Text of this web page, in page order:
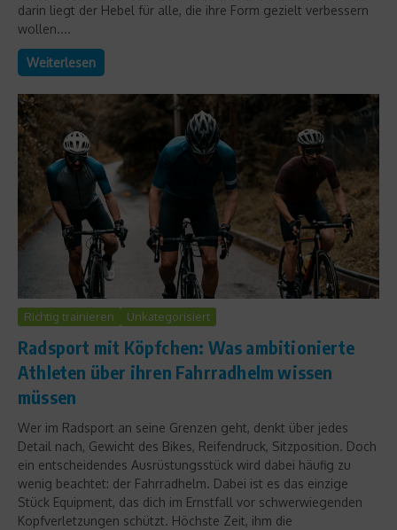
darin liegt der Hebel für alle, die ihre Form gezielt verbessern
wollen....
Weiterlesen
Richtig trainieren Unkategorisiert
Radsport mit Köpfchen: Was ambitionierte
Athleten über ihren Fahrradhelm wissen
müssen
Wer im Radsport an seine Grenzen geht, denkt über jedes
Detail nach, Gewicht des Bikes, Reifendruck, Sitzposition. Doch
ein entscheidendes Ausrüstungsstück wird dabei häufig zu
wenig beachtet: der Fahrradhelm. Dabei ist es das einzige
Stück Equipment, das dich im Ernstfall vor schwerwiegenden
Kopfverletzungen schützt. Höchste Zeit, ihm die